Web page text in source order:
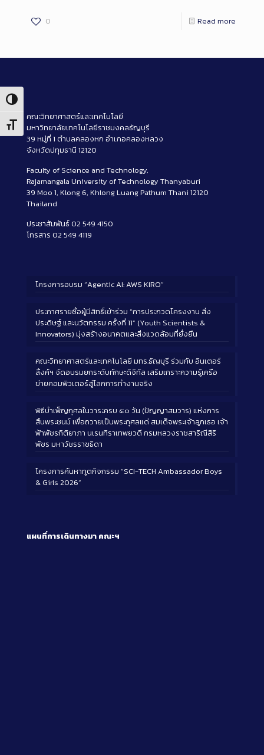
Toggle High Contrast
Toggle Font size
0 Read more
คณะวิทยาศาสตร์และเทคโนโลยี
มหาวิทยาลัยเทคโนโลยีราชมงคลธัญบุรี
39 หมู่ที่ 1 ตำบลคลองหก อำเภอคลองหลวง
จังหวัดปทุมธานี 12120
Faculty of Science and Technology,
Rajamangala University of Technology Thanyaburi
39 Moo 1, Klong 6, Khlong Luang Pathum Thani 12120
Thailand
ประชาสัมพันธ์ 02 549 4150
โทรสาร 02 549 4119
โครงการอบรม “Agentic AI: AWS KIRO”
ประกาศรายชื่อผู้มีสิทธิ์เข้าร่วม “การประกวดโครงงาน สิ่ง
ประดิษฐ์ และนวัตกรรม ครั้งที่ 11” (Youth Scientists &
Innovators) มุ่งสร้างอนาคตและสิ่งแวดล้อมที่ยั่งยืน
คณะวิทยาศาสตร์และเทคโนโลยี มทร.ธัญบุรี ร่วมกับ อินเตอร์
ลิ้งค์ฯ จัดอบรมยกระดับทักษะดิจิทัล เสริมเกราะความรู้เครือ
ข่ายคอมพิวเตอร์สู่โลกการทำงานจริง
พิธีบำเพ็ญกุศลในวาระครบ ๕๐ วัน (ปัญญาสมวาร) แห่งการ
สิ้นพระชนม์ เพื่อถวายเป็นพระกุศลแด่ สมเด็จพระเจ้าลูกเธอ เจ้า
ฟ้าพัชรกิติยาภา นเรนทิราเทพยวดี กรมหลวงราชสาริณีสิริ
พัชร มหาวัชรราชธิดา
โครงการค้นหาทูตกิจกรรม “SCI-TECH Ambassador Boys
& Girls 2026”
แผนที่การเดินทางมา คณะฯ